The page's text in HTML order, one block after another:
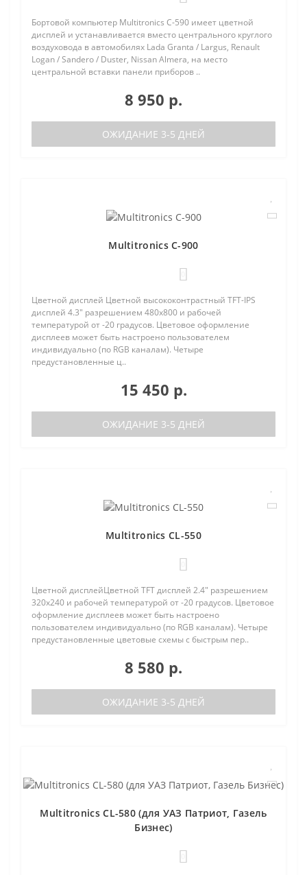
Бортовой компьютер Multitronics C-590 имеет цветной
дисплей и устанавливается вместо центрального круглого
воздуховода в автомобилях Lada Granta / Largus, Renault
Logan / Sandero / Duster, Nissan Almera, на место
центральной вставки панели приборов ..
8 950 р.
ОЖИДАНИЕ 3-5 ДНЕЙ
Multitronics C-900
Цветной дисплей Цветной высококонтрастный TFT-IPS
дисплей 4.3" разрешением 480х800 и рабочей
температурой от -20 градусов. Цветовое оформление
дисплеев может быть настроено пользователем
индивидуально (по RGB каналам). Четыре
предустановленные ц..
15 450 р.
ОЖИДАНИЕ 3-5 ДНЕЙ
Multitronics CL-550
Цветной дисплейЦветной TFT дисплей 2.4" разрешением
320х240 и рабочей температурой от -20 градусов. Цветовое
оформление дисплеев может быть настроено
пользователем индивидуально (по RGB каналам). Четыре
предустановленные цветовые схемы с быстрым пер..
8 580 р.
ОЖИДАНИЕ 3-5 ДНЕЙ
Multitronics CL-580 (для УАЗ Патриот, Газель
Бизнес)